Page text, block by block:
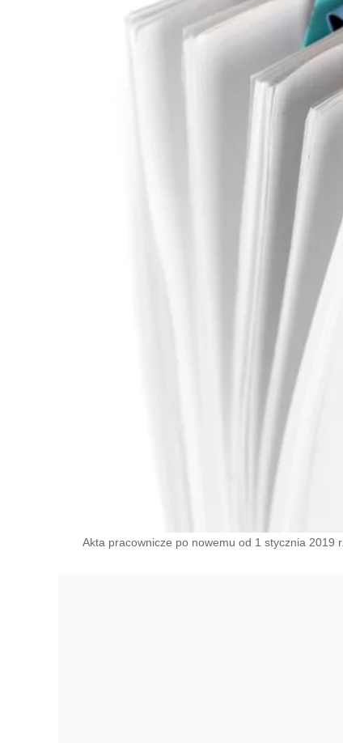
Akta pracownicze po nowemu od 1 stycznia 2019 r.